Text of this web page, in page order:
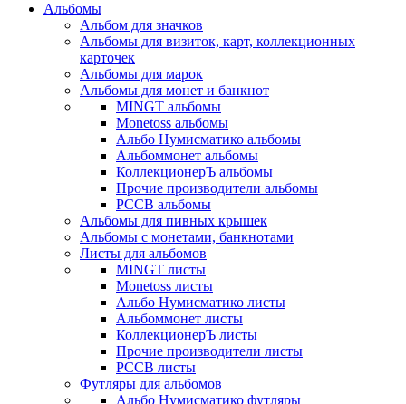
Альбомы
Альбом для значков
Альбомы для визиток, карт, коллекционных
карточек
Альбомы для марок
Альбомы для монет и банкнот
MINGT альбомы
Monetoss альбомы
Альбо Нумисматико альбомы
Альбоммонет альбомы
КоллекционерЪ альбомы
Прочие производители альбомы
РССВ альбомы
Альбомы для пивных крышек
Альбомы с монетами, банкнотами
Листы для альбомов
MINGT листы
Monetoss листы
Альбо Нумисматико листы
Альбоммонет листы
КоллекционерЪ листы
Прочие производители листы
РССВ листы
Футляры для альбомов
Альбо Нумисматико футляры